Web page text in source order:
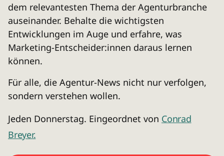
dem relevantesten Thema der Agenturbranche
auseinander. Behalte die wichtigsten
Entwicklungen im Auge und erfahre, was
Marketing-Entscheider:innen daraus lernen
können.
Für alle, die Agentur-News nicht nur verfolgen,
sondern verstehen wollen.
Jeden Donnerstag. Eingeordnet von Conrad
Breyer.